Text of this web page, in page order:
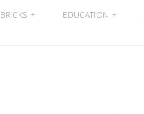
BRICKS + EDUCATION +